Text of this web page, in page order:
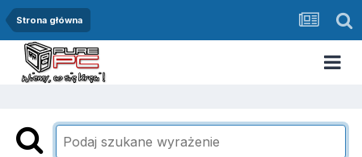
Strona główna